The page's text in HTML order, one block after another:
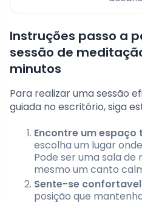
Instruções passo a
sessão de
minutos
Para realizar uma sessão
guiada no escritório, siga
Encontre um espaço
escolha um lugar
Pode ser uma sala de
mesmo um canto
Sente-se
posição que